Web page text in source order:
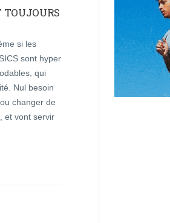
TOUJOURS
si les
sont hyper
qui
Nul besoin
changer de
et vont servir